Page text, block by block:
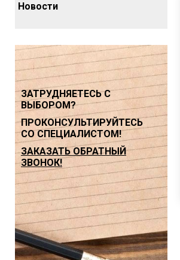
Новости
ЗАТРУДНЯЕТЕСЬ С
ВЫБОРОМ?
ПРОКОНСУЛЬТИРУЙТЕСЬ
СО СПЕЦИАЛИСТОМ!
ЗАКАЗАТЬ ОБРАТНЫЙ
ЗВОНОК!